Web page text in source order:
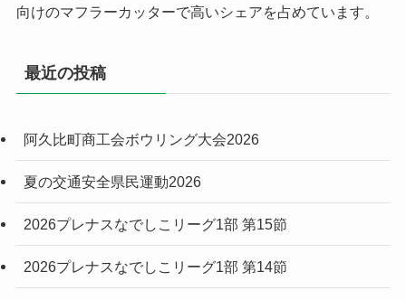
向けのマフラーカッターで高いシェアを占めています。
最近の投稿
阿久比町商工会ボウリング大会2026
夏の交通安全県民運動2026
2026プレナスなでしこリーグ1部 第15節
2026プレナスなでしこリーグ1部 第14節